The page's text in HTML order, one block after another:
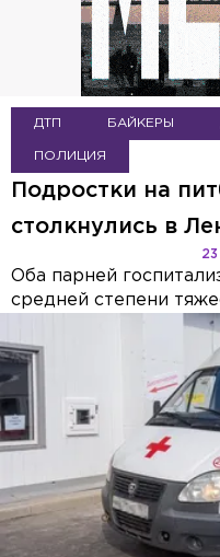
ДТП БАЙКЕРЫ
ПОЛИЦИЯ
Подростки на
столкнулись в
Оба парней
средней степени